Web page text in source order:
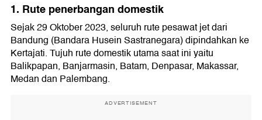
1. Rute penerbangan domestik
Sejak 29 Oktober 2023, seluruh rute pesawat jet dari
Bandung (Bandara Husein Sastranegara) dipindahkan ke
Kertajati. Tujuh rute domestik utama saat ini yaitu
Balikpapan, Banjarmasin, Batam, Denpasar, Makassar,
Medan dan Palembang.
ADVERTISEMENT